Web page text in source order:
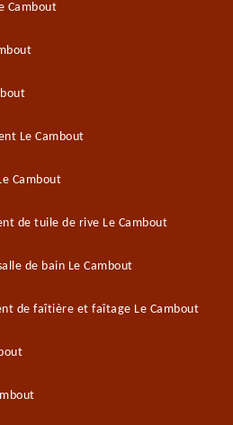
Cambout
Le Cambout
Cambout
de tuile de rive Le Cambout
de bain Le Cambout
de faîtière et faîtage Le Cambout